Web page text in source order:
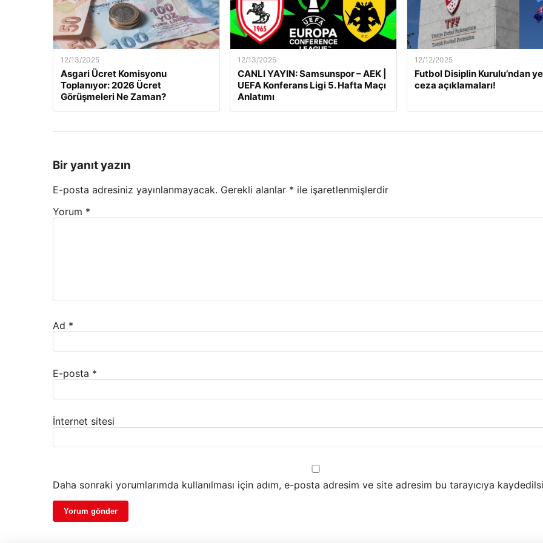
12/13/2025
Asgari Ücret Komisyonu
Toplanıyor: 2026 Ücret
Görüşmeleri Ne Zaman?
12/13/2025
CANLI YAYIN: Samsunspor – AEK |
UEFA Konferans Ligi 5. Hafta Maçı
Anlatımı
12/12/2025
Futbol Disiplin Kurulu’ndan
ceza açıklamaları!
Bir yanıt yazın
E-posta adresiniz yayınlanmayacak. Gerekli alanlar * ile işaretlenmişlerdir
Yorum *
Ad *
E-posta *
İnternet sitesi
Daha sonraki yorumlarımda kullanılması için adım, e-posta adresim ve site adresim bu tarayıcıya